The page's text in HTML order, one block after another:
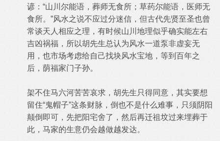
谚：“山川尔能语，葬师无食所；草药尔能语，医师无
食所。”风水之说不应过分迷信，但古代先贤至圣也曾
常谈天人相应之理，有时候山川地理似乎确实能左右
吉凶祸福，所以胡先生总认为风水一道泵非虚妄无
用，也市场考虑给自己找块风水宝地，等到百年之
后，荫福家门子孙。
架不住马六河苦苦哀求，胡先生只得同意，其实要想
留住“鬼帽子”这条财脉，倒也不是什么难事，只须阴阳
颠倒即可，先把阳宅舍了，然后再迁祖坟过来埋葬于
此，马家的生意仍会越做越发达。